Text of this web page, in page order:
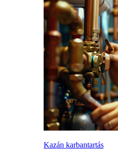
Kazán karbantartás